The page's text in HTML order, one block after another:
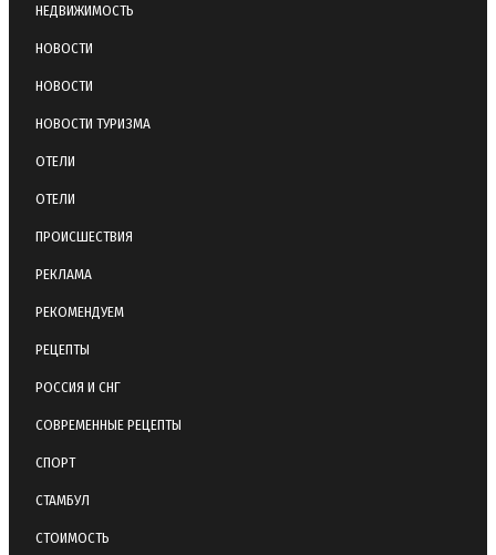
НЕДВИЖИМОСТЬ
НОВОСТИ
НОВОСТИ
НОВОСТИ ТУРИЗМА
ОТЕЛИ
ОТЕЛИ
ПРОИСШЕСТВИЯ
РЕКЛАМА
РЕКОМЕНДУЕМ
РЕЦЕПТЫ
РОССИЯ И СНГ
СОВРЕМЕННЫЕ РЕЦЕПТЫ
СПОРТ
СТАМБУЛ
СТОИМОСТЬ